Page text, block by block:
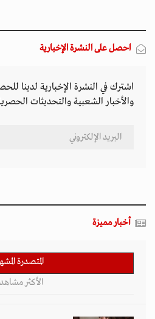
احصل على النشرة الإخبارية
اشترك في النشرة الإخبارية لدينا
والأخبار الشعبية والتحديثات
أخبار مميزة
المتصدرة
الأكثر